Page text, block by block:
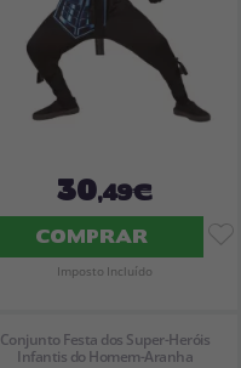
30,49€
COMPRAR
Imposto Incluído
Conjunto Festa dos Super-Heróis
Infantis do Homem-Aranha